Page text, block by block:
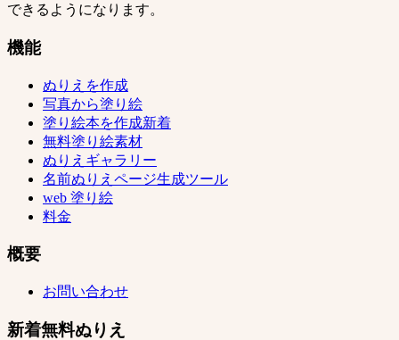
できるようになります。
機能
ぬりえを作成
写真から塗り絵
塗り絵本を作成新着
無料塗り絵素材
ぬりえギャラリー
名前ぬりえページ生成ツール
web 塗り絵
料金
概要
お問い合わせ
新着無料ぬりえ